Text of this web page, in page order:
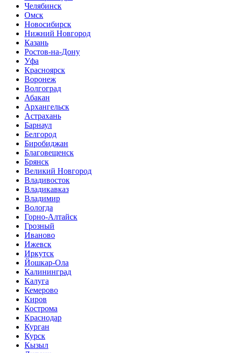
Челябинск
Омск
Новосибирск
Нижний Новгород
Казань
Ростов-на-Дону
Уфа
Красноярск
Воронеж
Волгоград
Абакан
Архангельск
Астрахань
Барнаул
Белгород
Биробиджан
Благовещенск
Брянск
Великий Новгород
Владивосток
Владикавказ
Владимир
Вологда
Горно-Алтайск
Грозный
Иваново
Ижевск
Иркутск
Йошкар-Ола
Калининград
Калуга
Кемерово
Киров
Кострома
Краснодар
Курган
Курск
Кызыл